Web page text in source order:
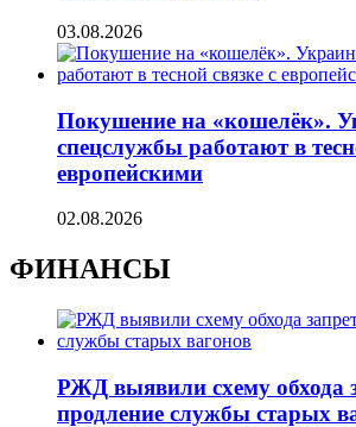
03.08.2026
Покушение на «кошелёк».
спецслужбы работают в
европейскими
02.08.2026
ФИНАНСЫ
РЖД выявили схему обхода
продление службы старых